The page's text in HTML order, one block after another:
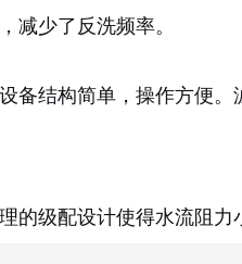
减少了反洗频率。
备结构简单，操作方便
的级配设计使得水流阻